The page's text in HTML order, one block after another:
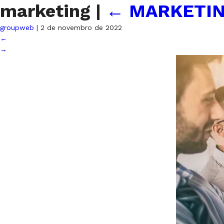
marketing | ←
groupweb | 2 de novembro de 2022
←
→